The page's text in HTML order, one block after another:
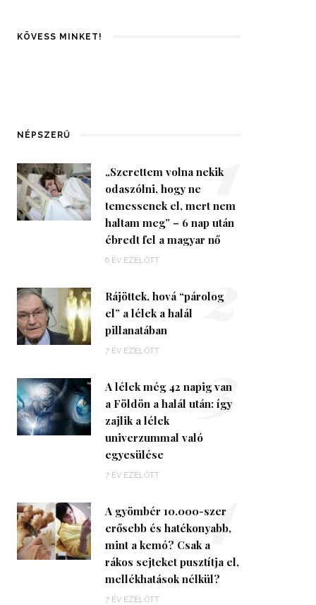
KÖVESS MINKET!
NÉPSZERŰ
„Szerettem volna nekik
odaszólni, hogy ne
temessenek el, mert nem
haltam meg” – 6 nap után
ébredt fel a magyar nő
6 ÉV EZELŐTT
1
Rájöttek, hová “párolog
el” a lélek a halál
pillanatában
7 ÉV EZELŐTT
2
A lélek még 42 napig van
a Földön a halál után: így
zajlik a lélek
univerzummal való
egyesülése
7 ÉV EZELŐTT
3
A gyömbér 10.000-szer
erősebb és hatékonyabb,
mint a kemó? Csak a
rákos sejteket pusztítja el,
mellékhatások nélkül?
7 ÉV EZELŐTT
4